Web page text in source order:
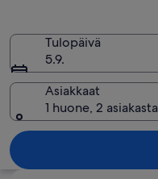
Tulopäivä
5.9.
Asiakkaat
1 huone, 2 asiakasta